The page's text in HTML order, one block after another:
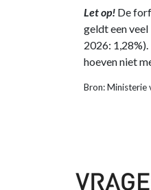
Let op! De
geldt een
2026:
hoeven niet
Bron: Ministerie